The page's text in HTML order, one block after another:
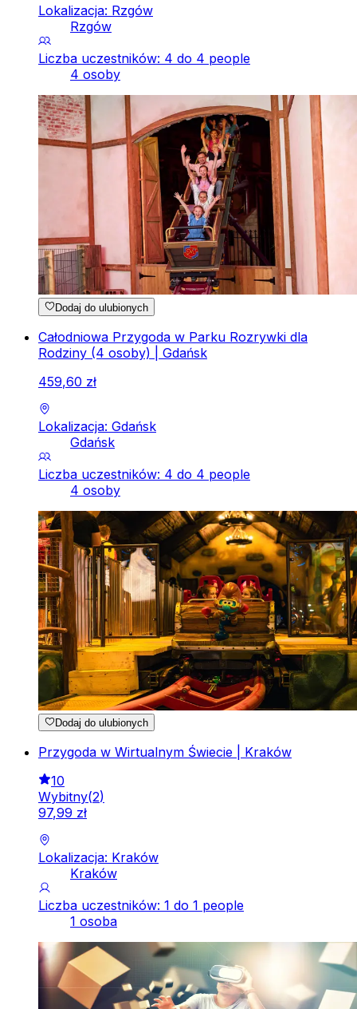
Lokalizacja: Rzgów
Rzgów
Liczba uczestników: 4 do 4 people
4 osoby
Dodaj do ulubionych
Całodniowa Przygoda w Parku Rozrywki dla
Rodziny (4 osoby) | Gdańsk
459,60 zł
Lokalizacja: Gdańsk
Gdańsk
Liczba uczestników: 4 do 4 people
4 osoby
Dodaj do ulubionych
Przygoda w Wirtualnym Świecie | Kraków
10
Wybitny(2)
97,99 zł
Lokalizacja: Kraków
Kraków
Liczba uczestników: 1 do 1 people
1 osoba